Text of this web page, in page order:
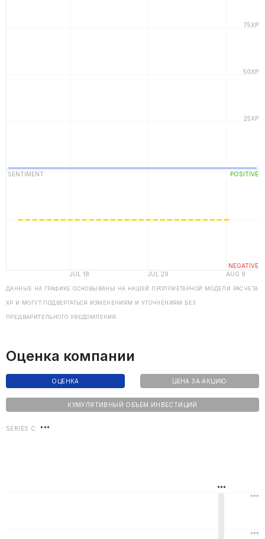
ДАННЫЕ НА ГРАФИКЕ ОСНОВЫВАНЫ НА НАШЕЙ ПРОПРИЕТАРНОЙ МОДЕЛИ РАСЧЕТА
ХP И МОГУТ ПОДВЕРГАТЬСЯ ИЗМЕНЕНИЯМ И УТОЧНЕНИЯМ БЕЗ
ПРЕДВАРИТЕЛЬНОГО УВЕДОМЛЕНИЯ
Оценка компании
ОЦЕНКА ЦЕНА ЗА АКЦИЮ
КУМУЛЯТИВНЫЙ ОБЪЕМ ИНВЕСТИЦИЙ
SERIES C ***